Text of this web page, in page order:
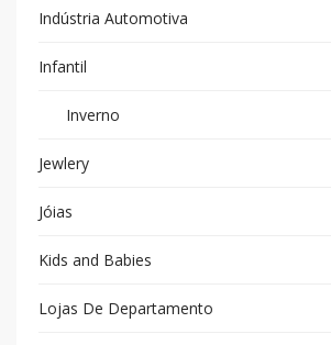
Indústria Automotiva
Infantil
Inverno
Jewlery
Jóias
Kids and Babies
Lojas De Departamento